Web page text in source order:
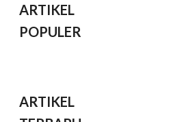
ARTIKEL
POPULER
ARTIKEL